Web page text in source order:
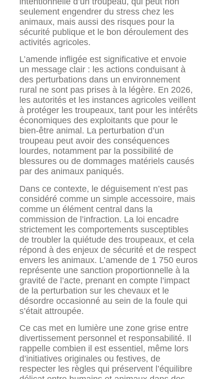
seulement engendrer du stress chez les
animaux, mais aussi des risques pour la
sécurité publique et le bon déroulement des
activités agricoles.
L’amende infligée est significative et envoie
un message clair : les actions conduisant à
des perturbations dans un environnement
rural ne sont pas prises à la légère. En 2026,
les autorités et les instances agricoles veillent
à protéger les troupeaux, tant pour les intérêts
économiques des exploitants que pour le
bien-être animal. La perturbation d’un
troupeau peut avoir des conséquences
lourdes, notamment par la possibilité de
blessures ou de dommages matériels causés
par des animaux paniqués.
Dans ce contexte, le déguisement n’est pas
considéré comme un simple accessoire, mais
comme un élément central dans la
commission de l’infraction. La loi encadre
strictement les comportements susceptibles
de troubler la quiétude des troupeaux, et cela
répond à des enjeux de sécurité et de respect
envers les animaux. L’amende de 1 750 euros
représente une sanction proportionnelle à la
gravité de l’acte, prenant en compte l’impact
de la perturbation sur les chevaux et le
désordre occasionné au sein de la foule qui
s’était attroupée.
Ce cas met en lumière une zone grise entre
divertissement personnel et responsabilité. Il
rappelle combien il est essentiel, même lors
d’initiatives originales ou festives, de
respecter les règles qui préservent l’équilibre